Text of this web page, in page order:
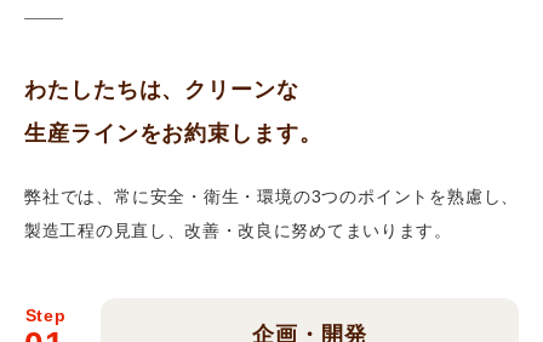
わたしたちは、クリーンな
生産ラインをお約束します。
弊社では、常に安全・衛生・環境の3つのポイントを熟慮し、
製造工程の見直し、改善・改良に努めてまいります。
Step
企画・開発